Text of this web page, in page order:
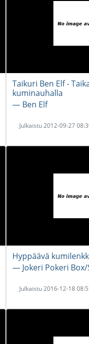
Taikuri Ben Elf -
kuminauhalla
― Ben Elf
Julkaistu 2012-09-27
Hyppäävä
― Jokeri Pokeri
Julkaistu 2016-12-18